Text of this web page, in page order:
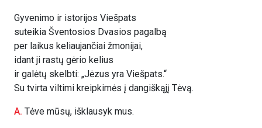
Gyvenimo ir istorijos Viešpats
suteikia Šventosios Dvasios pagalbą
per laikus keliaujančiai žmonijai,
idant ji rastų gėrio kelius
ir galėtų skelbti: „Jėzus yra Viešpats.“
Su tvirta viltimi kreipkimės į dangiškąjį Tėvą.
A. Tėve mūsų, išklausyk mus.